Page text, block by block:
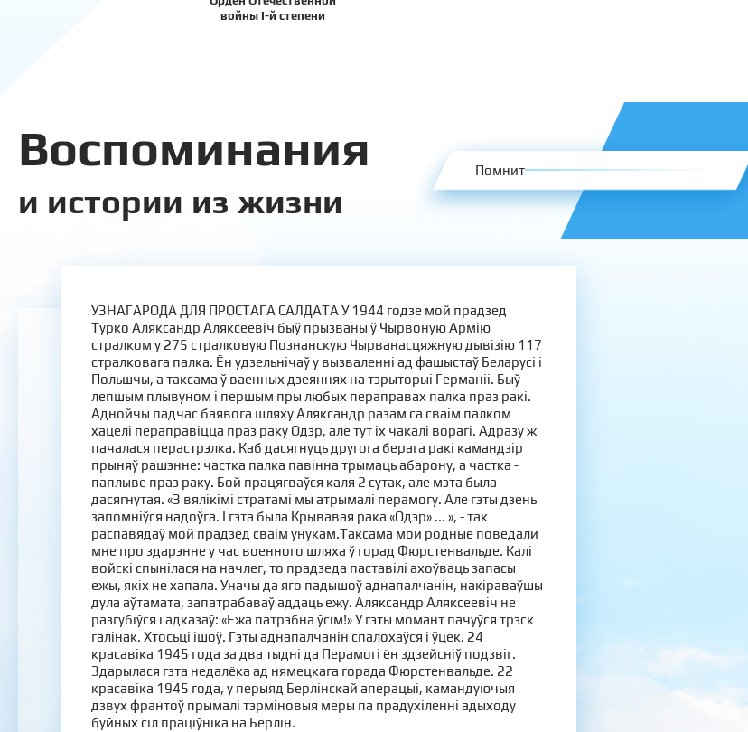
войны I-й степени
Воспоминания
и истории из жизни
Помнит
УЗНАГАРОДА ДЛЯ ПРОСТАГА САЛДАТА У 1944 годзе мой прадзед
Турко Аляксандр Аляксеевіч быў прызваны ў Чырвоную Армію
стралком у 275 стралковую Познанскую Чырванасцяжную дывізію 117
стралковага палка. Ён удзельнічаў у вызваленні ад фашыстаў Беларусі і
Польшчы, а таксама ў ваенных дзеяннях на тэрыторыі Германіі. Быў
лепшым плывуном і першым пры любых пераправах палка праз ракі.
Аднойчы падчас баявога шляху Аляксандр разам са сваім палком
хацелі пераправіцца праз раку Одэр, але тут іх чакалі ворагі. Адразу ж
пачалася перастрэлка. Каб дасягнуць другога берага ракі камандзір
прыняў рашэнне: частка палка павінна трымаць абарону, а частка -
паплыве праз раку. Бой працягваўся каля 2 сутак, але мэта была
дасягнутая. «З вялікімі стратамі мы атрымалі перамогу. Але гэты дзень
запомніўся надоўга. І гэта была Крывавая рака «Одэр» ... », - так
распавядаў мой прадзед сваім унукам.Таксама мои родные поведали
мне про здарэнне у час военного шляха ў горад Фюрстенвальде. Калі
войскі спынілася на начлег, то прадзеда паставілі ахоўваць запасы
ежы, якіх не хапала. Уначы да яго падышоў аднапалчанін, накіраваўшы
дула аўтамата, запатрабаваў аддаць ежу. Аляксандр Аляксеевіч не
разгубіўся і адказаў: «Ежа патрэбна ўсім!» У гэты момант пачуўся трэск
галінак. Хтосьці ішоў. Гэты аднапалчанін спалохаўся і ўцёк. 24
красавіка 1945 года за два тыдні да Перамогі ён здзейсніў подзвіг.
Здарылася гэта недалёка ад нямецкага горада Фюрстенвальде. 22
красавіка 1945 года, у перыяд Берлінскай аперацыі, камандуючыя
дзвух франтоў прымалі тэрміновыя меры па прадухіленні адыходу
буйных сіл праціўніка на Берлін.